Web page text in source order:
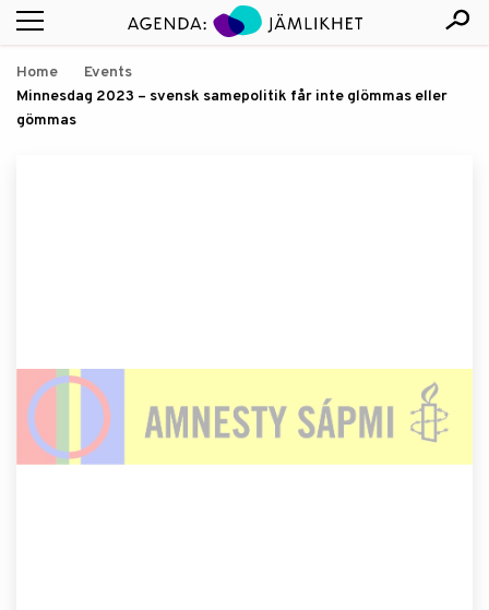
Home
Events
Minnesdag 2023 – svensk samepolitik får inte glömmas eller
gömmas